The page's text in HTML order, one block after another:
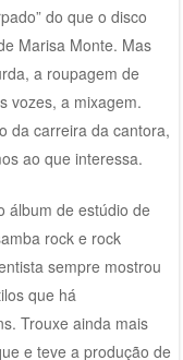
do que o disco
Marisa Monte. Mas
a roupagem de
vozes, a mixagem.
da carreira da cantora,
ao que interessa.
álbum de estúdio de
rock e rock
sempre mostrou
que há
Trouxe ainda mais
e teve a produção de